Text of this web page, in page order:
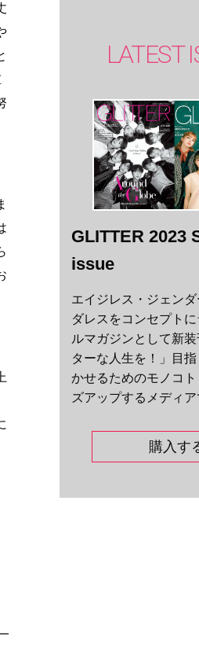
LATEST
GLITTER 2023
issue
エイジレス・ジェン
ダレスをコンセプト
ルマガジンとして新
ターな人生を！」目
かせるためのモノコ
ズアップするメディア
購入す